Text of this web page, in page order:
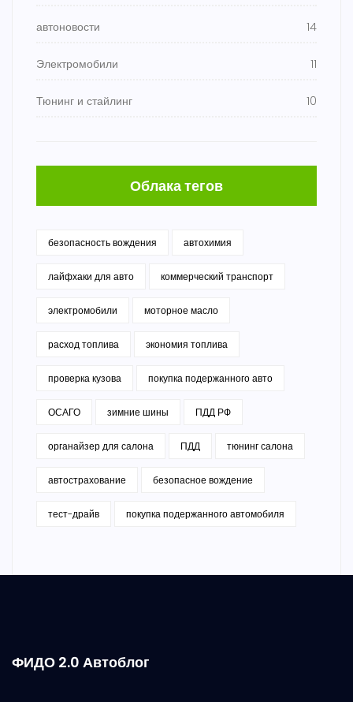
автоновости 14
Электромобили 11
Тюнинг и стайлинг 10
Облака тегов
безопасность вождения автохимия
лайфхаки для авто коммерческий транспорт
электромобили моторное масло
расход топлива экономия топлива
проверка кузова покупка подержанного авто
ОСАГО зимние шины ПДД РФ
органайзер для салона ПДД тюнинг салона
автострахование безопасное вождение
тест-драйв покупка подержанного автомобиля
ФИДО 2.0 Автоблог